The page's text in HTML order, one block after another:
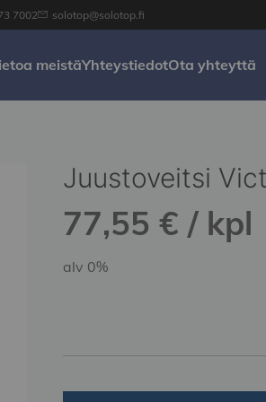
7002 solotop@solotop.fi
meistäYhteystiedotOta yhteyttä
Juustoveitsi
77,55 € / kpl
alv 0%